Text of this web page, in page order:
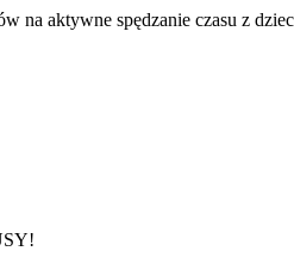
na aktywne spędzanie czasu z